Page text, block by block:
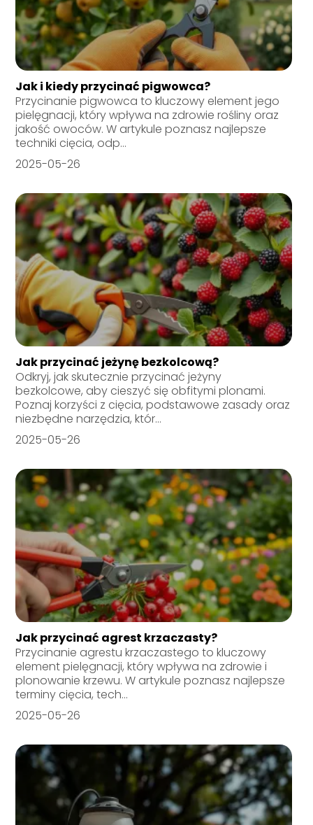
Jak i kiedy przycinać pigwowca?
Przycinanie pigwowca to kluczowy element jego
pielęgnacji, który wpływa na zdrowie rośliny oraz
jakość owoców. W artykule poznasz najlepsze
techniki cięcia, odp...
2025-05-26
Jak przycinać jeżynę bezkolcową?
Odkryj, jak skutecznie przycinać jeżyny
bezkolcowe, aby cieszyć się obfitymi plonami.
Poznaj korzyści z cięcia, podstawowe zasady oraz
niezbędne narzędzia, któr...
2025-05-26
Jak przycinać agrest krzaczasty?
Przycinanie agrestu krzaczastego to kluczowy
element pielęgnacji, który wpływa na zdrowie i
plonowanie krzewu. W artykule poznasz najlepsze
terminy cięcia, tech...
2025-05-26